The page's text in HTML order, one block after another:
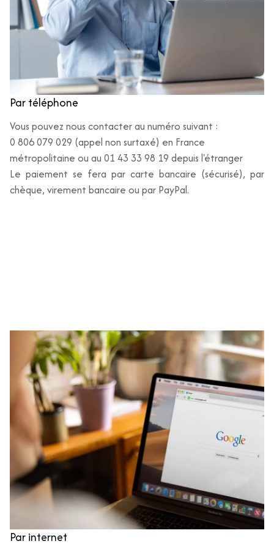
Par téléphone
Vous pouvez nous contacter au numéro suivant :
0 806 079 029 (appel non surtaxé) en France
métropolitaine ou au 01 43 33 98 19 depuis l'étranger
Le paiement se fera par carte bancaire (sécurisé), par
chèque, virement bancaire ou par PayPal.
Par internet